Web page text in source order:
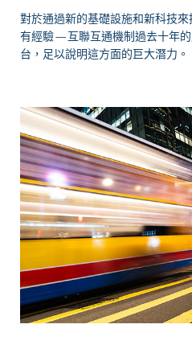
對於通過新的基礎設施和新科技
有經驗 — 互聯互通機制過去十年
台，足以說明這方面的巨大潛力。